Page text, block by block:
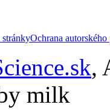
stránkyOchrana autorského
,
milk